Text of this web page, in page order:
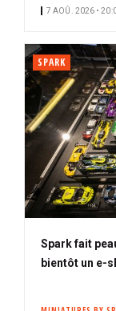
7 AOÛ. 2026 •
SPARK
Spark fait
bientôt un e-